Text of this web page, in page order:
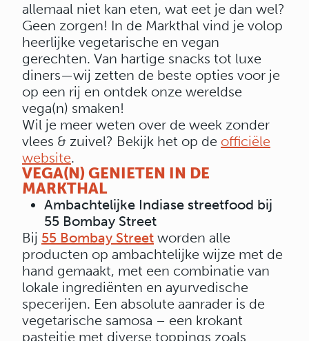
allemaal niet kan eten, wat eet je dan wel?
Geen zorgen! In de Markthal vind je volop
heerlijke vegetarische en vegan
gerechten. Van hartige snacks tot luxe
diners—wij zetten de beste opties voor je
op een rij en ontdek onze wereldse
vega(n) smaken!
Wil je meer weten over de week zonder
vlees & zuivel? Bekijk het op de officiële
website.
VEGA(N) GENIETEN IN DE
MARKTHAL
Ambachtelijke Indiase streetfood bij
55 Bombay Street
Bij 55 Bombay Street worden alle
producten op ambachtelijke wijze met de
hand gemaakt, met een combinatie van
lokale ingrediënten en ayurvedische
specerijen. Een absolute aanrader is de
vegetarische samosa – een krokant
pasteitje met diverse toppings zoals